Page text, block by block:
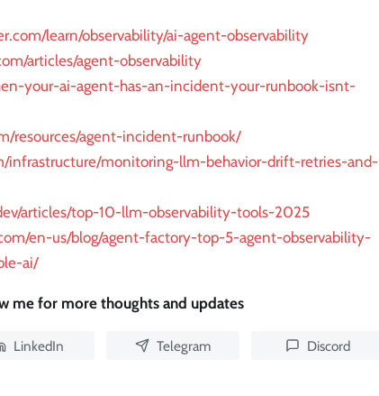
learn/observability/ai-agent-observability
articles/agent-observability
your-ai-agent-has-an-incident-your-runbook-isnt-
resources/agent-incident-runbook/
infrastructure/monitoring-llm-behavior-drift-retries-and-
articles/top-10-llm-observability-tools-2025
en-us/blog/agent-factory-top-5-agent-observability-
ai/
me for more thoughts and updates
LinkedIn Telegram Discord